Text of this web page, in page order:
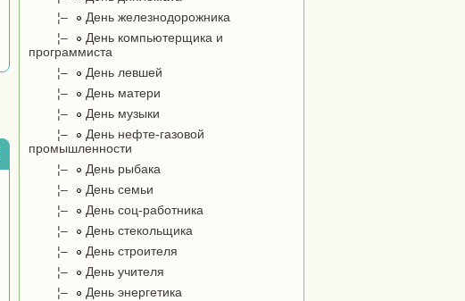
¦–
День железнодорожника
¦–
День компьютерщика и
программиста
¦–
День левшей
¦–
День матери
¦–
День музыки
¦–
День нефте-газовой
промышленности
¦–
День рыбака
¦–
День семьи
¦–
День соц-работника
¦–
День стекольщика
¦–
День строителя
¦–
День учителя
¦–
День энергетика